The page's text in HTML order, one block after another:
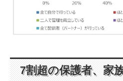
7割超の保護者、家